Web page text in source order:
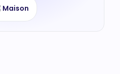
Maison